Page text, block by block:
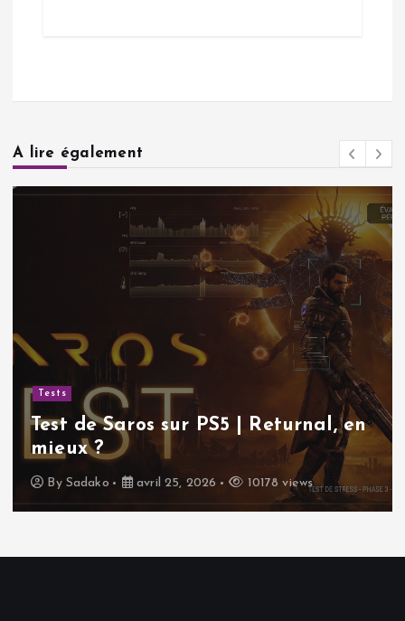
A lire également
Tests
Test de Saros sur PS5 | Returnal, en
mieux ?
By Sadako avril 25, 2026 10178 views